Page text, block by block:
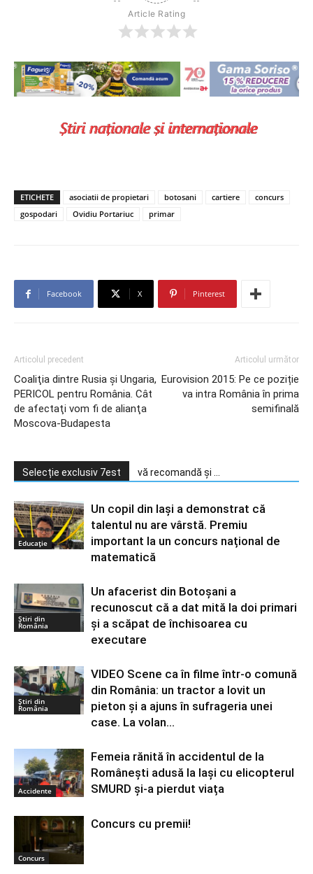
Article Rating
ETICHETE asociatii de propietari botosani cartiere
concurs
gospodari
Ovidiu Portariuc primar
Facebook X Pinterest
Articolul precedent
Coaliţia dintre Rusia şi Ungaria,
PERICOL pentru România. Cât
de afectaţi vom fi de alianţa
Moscova-Budapesta
Articolul următor
Eurovision 2015: Pe ce poziție
va intra România în prima
semifinală
Selecție exclusiv 7est vă recomandă și ...
Educație
Un copil din Iași a demonstrat că
talentul nu are vârstă. Premiu
important la un concurs național de
matematică
Știri din
România
Un afacerist din Botoșani a
recunoscut că a dat mită la doi primari
și a scăpat de închisoarea cu
executare
Știri din
România
VIDEO Scene ca în filme într-o comună
din România: un tractor a lovit un
pieton și a ajuns în sufrageria unei
case. La volan...
Accidente
Femeia rănită în accidentul de la
Românești adusă la Iași cu elicopterul
SMURD și-a pierdut viața
Concurs
Concurs cu premii!